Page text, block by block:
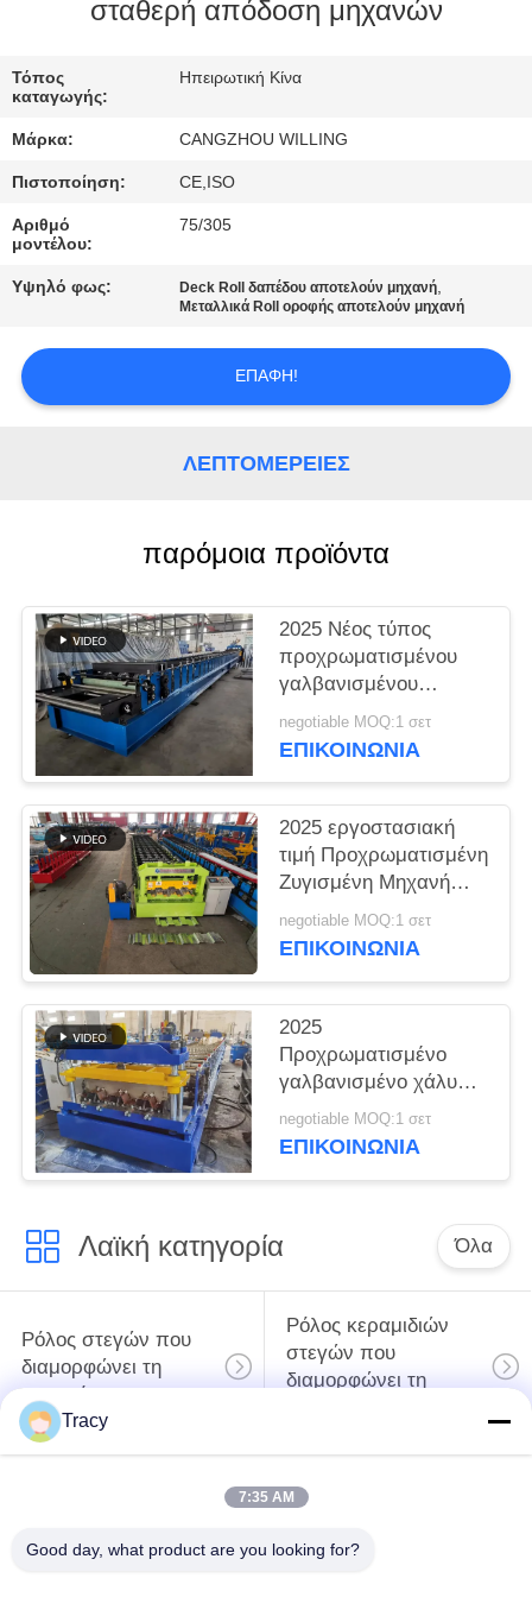
ΠΟΙΌΤΗΤΑΣ
ΠΟΛΙΤΙΚΉ
ΑΠΟΡΡΉΤΟΥ
σταθερή απόδοση μηχανών
Τόπος
καταγωγής:
Ηπειρωτική Κίνα
Μάρκα: CANGZHOU WILLING
Πιστοποίηση: CE,ISO
Αριθμό
μοντέλου:
75/305
Υψηλό φως: Deck Roll δαπέδου αποτελούν μηχανή,
Μεταλλικά Roll οροφής αποτελούν μηχανή
ΕΠΑΦΉ!
ΛΕΠΤΟΜΈΡΕΙΕΣ
παρόμοια προϊόντα
2025 Νέος τύπος
προχρωματισμένου
γαλβανισμένου
χάλυβα πάτωμα
κατάστρωμα ρολό
negotiable MOQ:1 σετ
ΕΠΙΚΟΙΝΩΝΙΑ
2025 εργοστασιακή
τιμή Προχρωματισμένη
Ζυγισμένη Μηχανή
Σχηματισμού Ρολ
negotiable MOQ:1 σετ
ΕΠΙΚΟΙΝΩΝΙΑ
2025
Προχρωματισμένο
γαλβανισμένο χάλυβα
πάτωμα κατάστρωμα
ρολό σχηματισμού
negotiable MOQ:1 σετ
ΕΠΙΚΟΙΝΩΝΙΑ
Λαϊκή κατηγορία Όλα
Ρόλος στεγών που
διαμορφώνει τη
μηχανή
Ρόλος κεραμιδιών
στεγών που
διαμορφώνει τη
κυλίνδρων με πόρτες
Tracy
7:35 AM
Good day, what product are you looking for?